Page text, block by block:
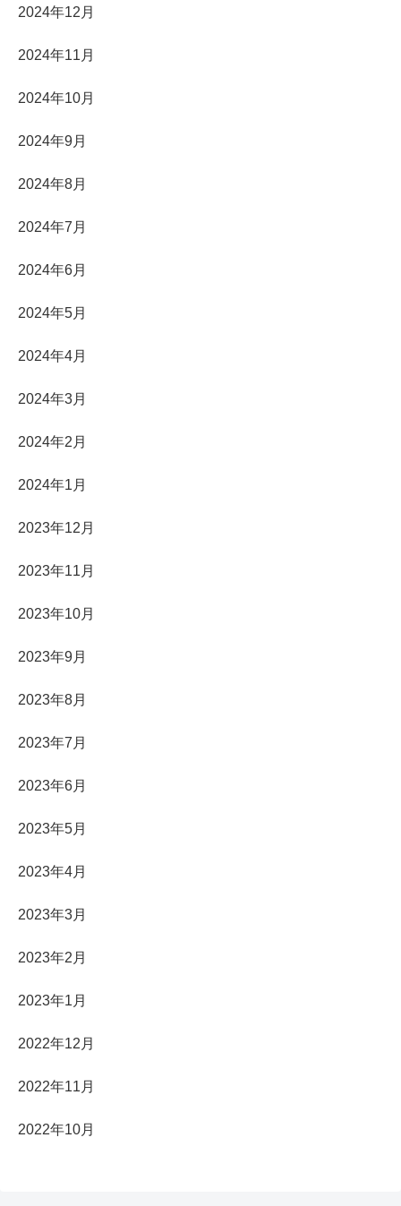
2024年12月
2024年11月
2024年10月
2024年9月
2024年8月
2024年7月
2024年6月
2024年5月
2024年4月
2024年3月
2024年2月
2024年1月
2023年12月
2023年11月
2023年10月
2023年9月
2023年8月
2023年7月
2023年6月
2023年5月
2023年4月
2023年3月
2023年2月
2023年1月
2022年12月
2022年11月
2022年10月